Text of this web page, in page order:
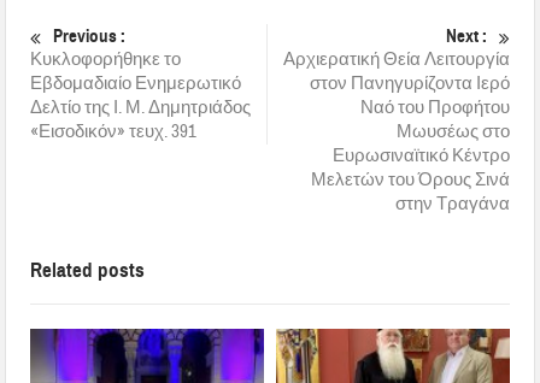
Previous :
Κυκλοφορήθηκε το
Εβδομαδιαίο Ενημερωτικό
Δελτίο της Ι. Μ. Δημητριάδος
«Εισοδικόν» τευχ. 391
Next :
Αρχιερατική Θεία Λειτουργία
στον Πανηγυρίζοντα Ιερό
Ναό του Προφήτου
Μωυσέως στο
Ευρωσιναϊτικό Κέντρο
Μελετών του Όρους Σινά
στην Τραγάνα
Related posts